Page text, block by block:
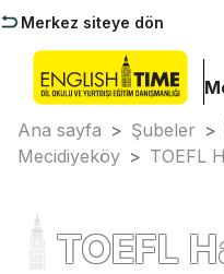
Merkez siteye dön
Ana sayfa > Şubeler >
Mecidiyeköy > TOEFL
TOEFL